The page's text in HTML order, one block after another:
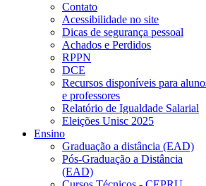
Contato
Acessibilidade no site
Dicas de segurança pessoal
Achados e Perdidos
RPPN
DCE
Recursos disponíveis para
e professores
Relatório de Igualdade Salarial
Eleições Unisc 2025
Ensino
Graduação a distância (EAD)
Pós-Graduação a Distância
(EAD)